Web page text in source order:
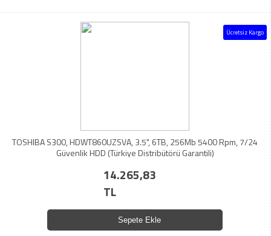
Ücretsiz Kargo
TOSHIBA S300, HDWT860UZSVA, 3.5", 6TB, 256Mb 5400 Rpm, 7/24
Güvenlik HDD (Türkiye Distribütörü Garantili)
14.265,83
TL
Sepete Ekle